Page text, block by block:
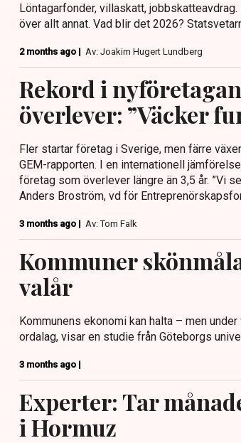
Löntagarfonder, villaskatt,
över allt annat. Vad blir det 2026?
2 months ago | Av: Joakim Hugert Lundberg
Rekord i
överlever: ”Väcker
Fler startar företag i Sverige, men färre
GEM-rapporten. I en internationell
företag som överlever längre än 3,5 år. ”Vi
Anders Broström, vd för
3 months ago | Av: Tom Falk
Kommuner
valår
Kommunens ekonomi kan halta – men
ordalag, visar en studie från Göteborgs
3 months ago |
Experter: Tar
i Hormuz